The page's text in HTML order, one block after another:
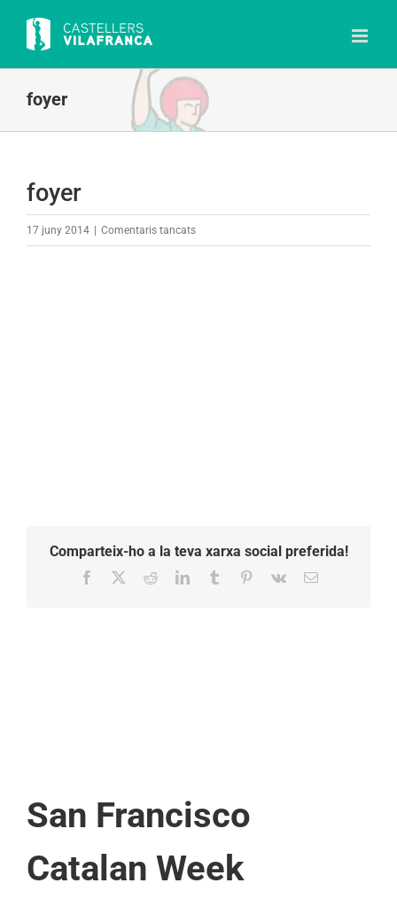
content
foyer
foyer
17 juny 2014 Comentaris tancatsa
Comparteix-ho a la teva xarxa social preferida!
Facebook RedditLinkedInTumblr Pinterest
Vk Email:
San Francisco
Catalan Week